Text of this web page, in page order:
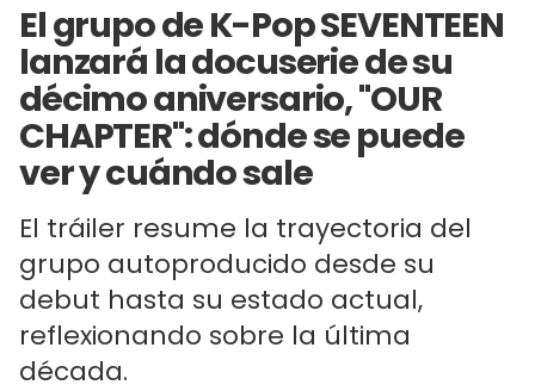
El grupo de K-Pop SEVENTEEN
lanzará la docuserie de su
décimo aniversario, "OUR
CHAPTER": dónde se puede
ver y cuándo sale
El tráiler resume la trayectoria del
grupo autoproducido desde su
debut hasta su estado actual,
reflexionando sobre la última
década.